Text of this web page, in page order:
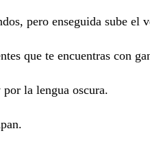
pero enseguida sube
que te encuentras con
la lengua oscura.